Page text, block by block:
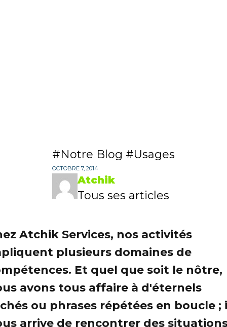
Notre Blog Usages
OCTOBRE 7, 2014
Atchik
Tous ses articles
Atchik Services, nos activités
plusieurs domaines de
Et quel que soit le nôtre,
avons tous affaire à d'éternels
ou phrases répétées en boucle ;
arrive de rencontrer des